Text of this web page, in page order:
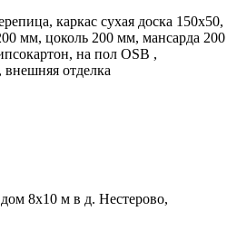
каркас сухая доска 150х50,
мм, цоколь 200 мм, мансарда 200
на пол OSB ,
отделка
8х10 м в д. Нестерово,